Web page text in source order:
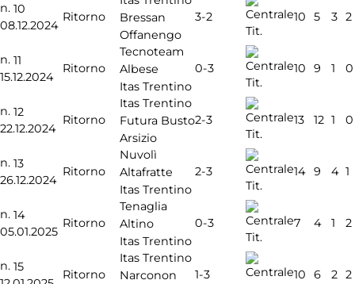
n. 10
08.12.2024
Ritorno
Bressan
Offanengo
3-2
Tit.
10 5 3 2
n. 11
15.12.2024
Ritorno
Tecnoteam
Albese
Itas Trentino
0-3
Tit.
10 9 1 0
n. 12
22.12.2024
Ritorno
Itas Trentino
Futura Busto
Arsizio
2-3
Tit.
13 12 1 0
n. 13
26.12.2024
Ritorno
Nuvolì
Altafratte
Itas Trentino
2-3
Tit.
14 9 4 1
n. 14
05.01.2025
Ritorno
Tenaglia
Altino
Itas Trentino
0-3
Tit.
7 4 1 2
n. 15
Ritorno
Itas Trentino
Narconon
1-3
10 6 2 2